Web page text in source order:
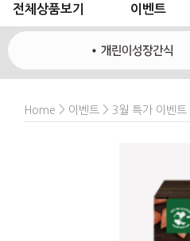
전체상품보기 이벤트
Home > 이벤트 > 3월 특가 이벤트